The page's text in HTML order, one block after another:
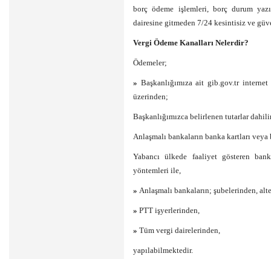
borç ödeme işlemleri, borç durum
dairesine gitmeden 7/24 kesintisiz ve
Vergi Ödeme Kanalları Nelerdir?
Ödemeler;
» Başkanlığımıza ait gib.gov.tr
üzerinden;
Başkanlığımızca belirlenen tutarlar
Anlaşmalı bankaların banka kartları veya
Yabancı ülkede faaliyet gösteren
yöntemleri ile,
» Anlaşmalı bankaların; şubelerinden,
» PTT işyerlerinden,
» Tüm vergi dairelerinden,
yapılabilmektedir.